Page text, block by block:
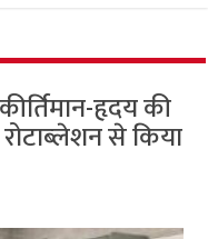
हृदय की
से किया